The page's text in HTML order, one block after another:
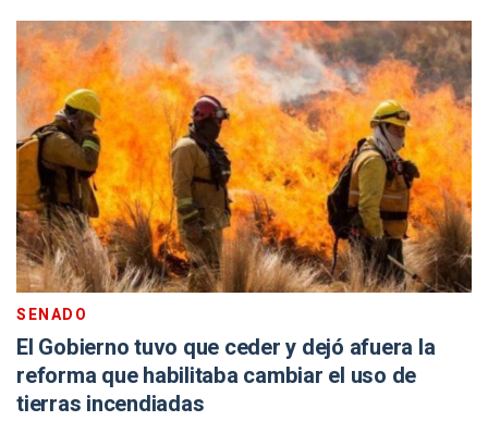
SENADO
El Gobierno tuvo que ceder y dejó afuera la
reforma que habilitaba cambiar el uso de
tierras incendiadas